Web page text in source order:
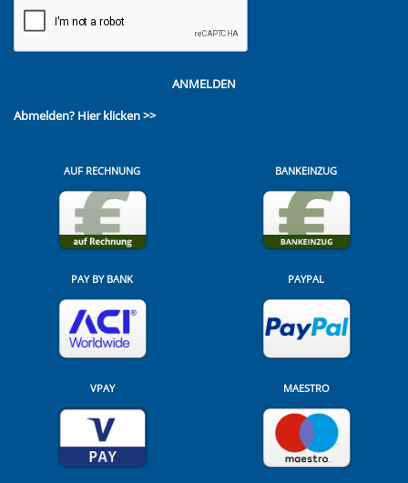
ANMELDEN
Abmelden? Hier klicken >>
AUF RECHNUNG BANKEINZUG
PAY BY BANK PAYPAL
VPAY MAESTRO